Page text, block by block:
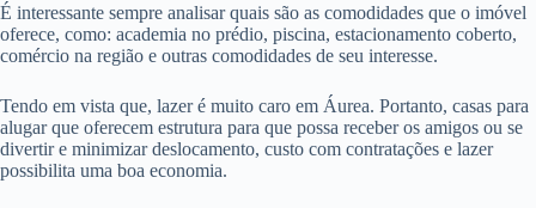
É interessante sempre analisar quais são as comodidades que o imóvel
oferece, como: academia no prédio, piscina, estacionamento coberto,
comércio na região e outras comodidades de seu interesse.
Tendo em vista que, lazer é muito caro em Áurea. Portanto, casas para
alugar que oferecem estrutura para que possa receber os amigos ou se
divertir e minimizar deslocamento, custo com contratações e lazer
possibilita uma boa economia.